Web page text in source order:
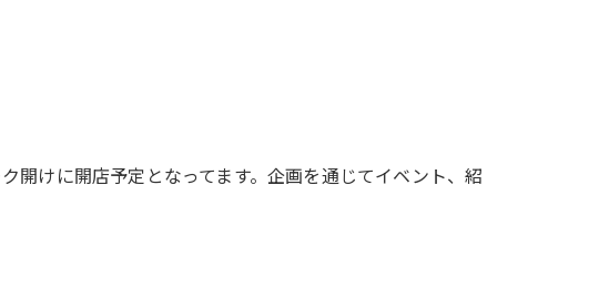
開けに開店予定となってます。企画を通じてイベント、紹